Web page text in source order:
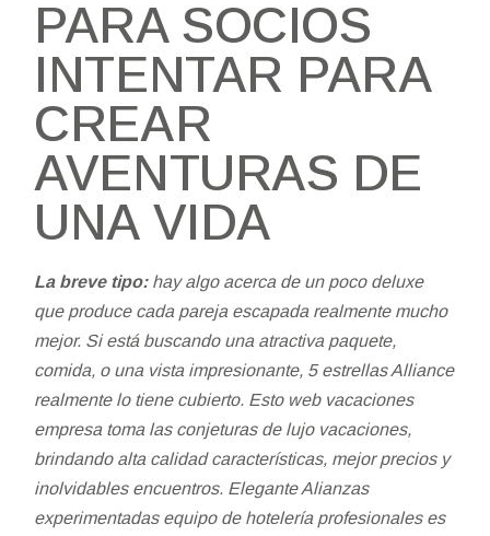
PARA SOCIOS
INTENTAR PARA
CREAR
AVENTURAS DE
UNA VIDA
La breve tipo: hay algo acerca de un poco deluxe
que produce cada pareja escapada realmente mucho
mejor. Si está buscando una atractiva paquete,
comida, o una vista impresionante, 5 estrellas Alliance
realmente lo tiene cubierto. Esto web vacaciones
empresa toma las conjeturas de lujo vacaciones,
brindando alta calidad características, mejor precios y
inolvidables encuentros. Elegante Alianzas
experimentadas equipo de hotelería profesionales es